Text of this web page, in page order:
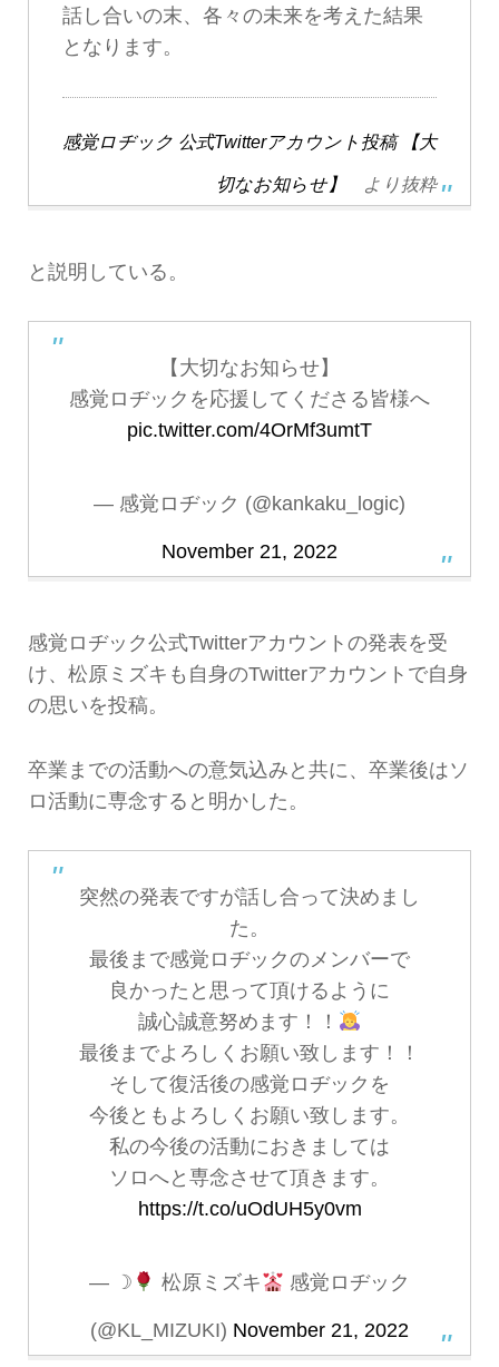
話し合いの末、各々の未来を考えた結果
となります。
感覚ロヂック 公式Twitterアカウント投稿 【大
切なお知らせ】 より抜粋
と説明している。
【大切なお知らせ】
感覚ロヂックを応援してくださる皆様へ
pic.twitter.com/4OrMf3umtT
— 感覚ロヂック (@kankaku_logic)
November 21, 2022
感覚ロヂック公式Twitterアカウントの発表を受
け、松原ミズキも自身のTwitterアカウントで自身
の思いを投稿。
卒業までの活動への意気込みと共に、卒業後はソ
ロ活動に専念すると明かした。
突然の発表ですが話し合って決めまし
た。
最後まで感覚ロヂックのメンバーで
良かったと思って頂けるように
誠心誠意努めます！！
最後までよろしくお願い致します！！
そして復活後の感覚ロヂックを
今後ともよろしくお願い致します。
私の今後の活動におきましては
ソロへと専念させて頂きます。
https://t.co/uOdUH5y0vm
— ☽ 松原ミズキ 感覚ロヂック
(@KL_MIZUKI) November 21, 2022